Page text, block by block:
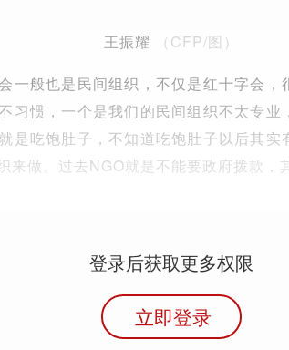
王振耀
（CFP/图）
一般也是民间组织，不仅是红十字会
习惯，一个是我们的民间组织不太专业
是吃饱肚子，不知道吃饱肚子以后其实
来做。过去NGO就是不能要政府拨款，
登录后获取更多权限
立即登录